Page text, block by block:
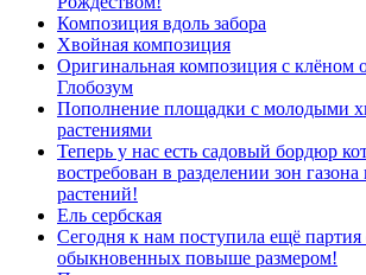
Композиция вдоль забора
Хвойная композиция
Оригинальная композиция с клёном
Глобозум
Пополнение площадки с молодыми
растениями
Теперь у нас есть садовый бордюр
востребован в разделении зон
растений!
Ель сербская
Сегодня к нам поступила ещё партия
обыкновенных повыше размером!